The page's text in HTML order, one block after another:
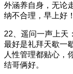
外涵养自身，无论
纳不合理，早上好
22、遥问一声上天
最好是礼拜天歇一
人性管理都贴心，
结哥俩好。